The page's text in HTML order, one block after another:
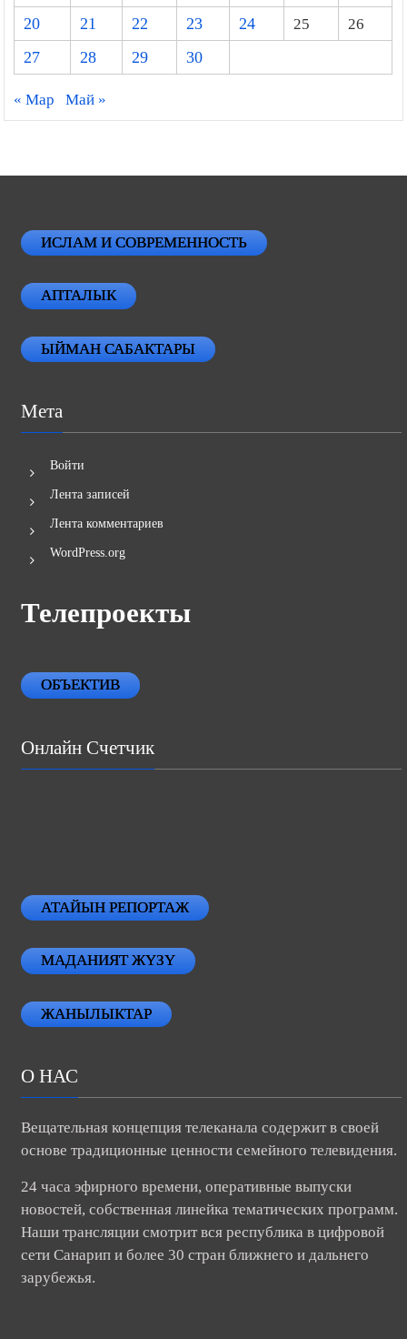
20
21 22 23 24 25
26
27
28 29 30
« Мар Май »
ИСЛАМ И СОВРЕМЕННОСТЬ
АПТАЛЫК
ЫЙМАН САБАКТАРЫ
Мета
Войти
Лента записей
Лента комментариев
WordPress.org
Телепроекты
ОБЪЕКТИВ
Онлайн Счетчик
АТАЙЫН РЕПОРТАЖ
МАДАНИЯТ ЖҮЗҮ
ЖАНЫЛЫКТАР
О НАС
Вещательная концепция телеканала содержит в своей
основе традиционные ценности семейного телевидения.
24 часа эфирного времени, оперативные выпуски
новостей, собственная линейка тематических программ.
Наши трансляции смотрит вся республика в цифровой
сети Санарип и более 30 стран ближнего и дальнего
зарубежья.